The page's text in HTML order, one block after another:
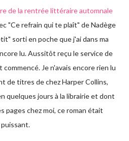
de la rentrée littéraire automnale
"Ce refrain qui te plaît" de Nadège
sorti en poche que j'ai dans ma
lu. Aussitôt reçu le service de
Je n'avais encore rien lu
de titres de chez Harper Collins,
quelques jours à la librairie et dont
pages chez moi, ce roman était
puissant.